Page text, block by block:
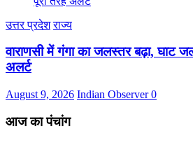
उत्तर प्रदेश राज्य
वाराणसी में गंगा का जलस्तर बढ़ा, घाट
अलर्ट
August 9, 2026 Indian Observer0
आज का पंचांग